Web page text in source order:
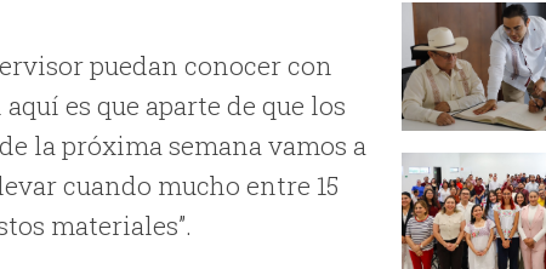
puedan conocer con
es que aparte de que los
la próxima semana vamos a
cuando mucho entre 15
materiales”.